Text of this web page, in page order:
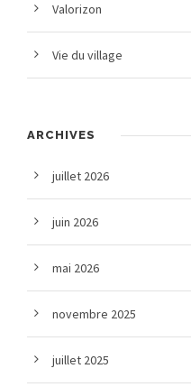
Valorizon
Vie du village
ARCHIVES
juillet 2026
juin 2026
mai 2026
novembre 2025
juillet 2025